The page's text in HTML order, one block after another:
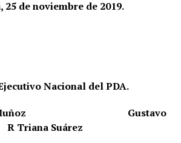
25 de noviembre de 2019.
Nacional del PDA.
Gustavo
R Triana Suárez